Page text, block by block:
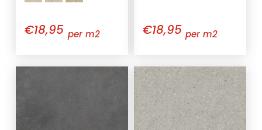
€18,95 per m2 €18,95 per m2